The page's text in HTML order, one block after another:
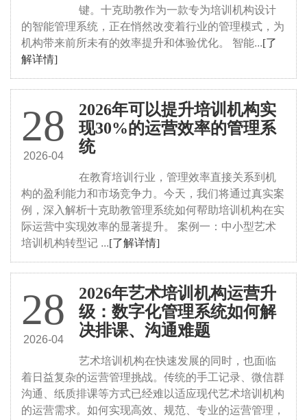
键。十克助教作为一款专为培训机构设计
的智能管理系统，正在悄然改变着行业的管理模式，为
机构带来前所未有的效率提升和体验优化。 智能...[了
解详情]
28
2026-04
2026年可以提升培训机构实
现30%的运营效率的管理系
统
在教育培训行业，管理效率直接关系到机
构的盈利能力和市场竞争力。今天，我们将通过真实案
例，深入解析十克助教管理系统如何帮助培训机构在实
际运营中实现效率的显著提升。 案例一：中小型艺术
培训机构转型记 ...[了解详情]
28
2026-04
2026年艺术培训机构运营升
级：数字化管理系统如何解
决排课、沟通难题
艺术培训机构在快速发展的同时，也面临
着日益复杂的运营管理挑战。传统的手工记录、微信群
沟通、纸质排课等方式已经难以适应现代艺术培训机构
的运营需求。如何实现高效、规范、专业的运营管理，